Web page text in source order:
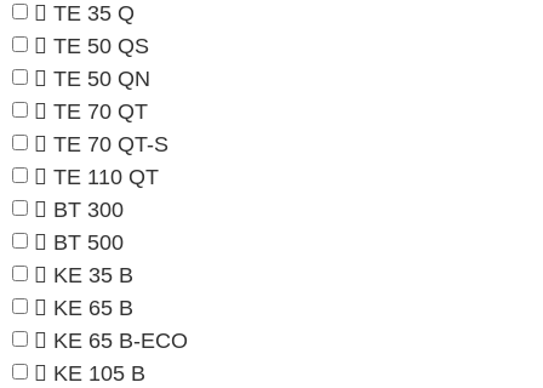
TE 35 Q
TE 50 QS
TE 50 QN
TE 70 QT
TE 70 QT-S
TE 110 QT
BT 300
BT 500
KE 35 B
KE 65 B
KE 65 B-ECO
KE 105 B